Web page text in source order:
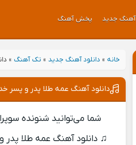
آهنگ جدید پخش آهنگ
خانه » دانلود آهنگ جدید » تک آهنگ »
دانلود آهنگ عمه طلا پدر و پسر
شما می‌توانید شنونده
♫ دانلود آهنگ عمه طلا